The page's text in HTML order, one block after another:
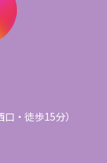
・徒歩15分）